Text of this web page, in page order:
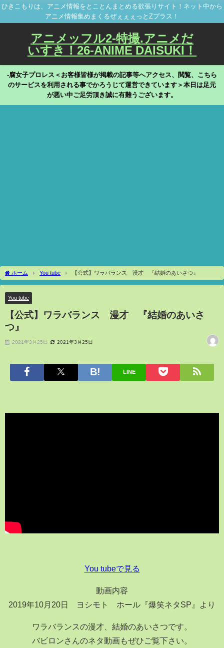
ひきこもりは、アニメ情報をとことんまとめる欲張りサイト！ネット中から
アニメ情報集めまくるぜぇぇぇっとZプラス！
アニメッフル2-特撮.アニメだ
いすき！26-ANIME DAISUKI！
-腐女子プロレス＜お客様皆様が掲載の記事等へアクセス、閲覧、こちら
のサービスを利用される事でかろうじて運営できています＞本日は足元
が悪い中ご足労頂き誠に有難うございます。
ホーム You tube 【公式】ワラバランス 漫才 『結婚のあいさつ』
You tube
【公式】ワラバランス 漫才 『結婚のあいさ
つ』
2021年3月25日 2021年3月25日
LINE
You tubeで見る
動画内容
2019年10月20日 ヨシモト∞ホール『爆笑ネタSP』より
ワラバランスの漫才、結婚のあいさつです。
バビロンさんのネタ動画もぜひご覧下さい。